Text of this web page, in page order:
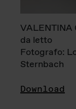
VALENTINA
da letto
Fotografo:
Sternbach
Download